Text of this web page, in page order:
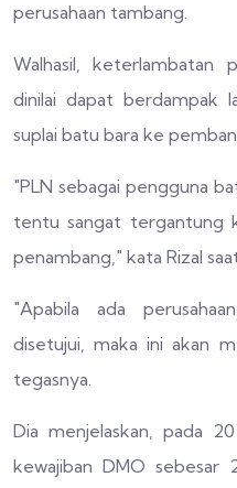
perusahaan tambang.
Walhasil, keterlambatan
dinilai dapat berdampak
suplai batu bara ke
"PLN sebagai pengguna
tentu sangat tergantung
penambang," kata Rizal
"Apabila ada
disetujui, maka ini akan
tegasnya.
Dia menjelaskan, pada
kewajiban DMO